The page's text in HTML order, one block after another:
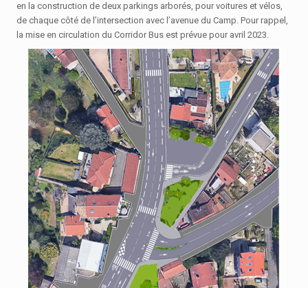
en la construction de deux parkings arborés, pour voitures et vélos,
de chaque côté de l’intersection avec l’avenue du Camp. Pour rappel,
la mise en circulation du Corridor Bus est prévue pour avril 2023.